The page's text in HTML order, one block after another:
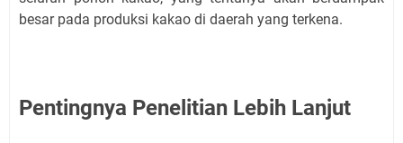
besar pada produksi kakao di daerah yang terkena.
Pentingnya Penelitian Lebih Lanjut